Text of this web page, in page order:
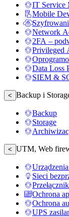
IT Service
Mobile
Network
2FA –
Privileged
Data Loss
SIEM &
< Backup i
Backup
Storage
< UTM, Web
Sieci
Ochrona
Ochrona
UPS